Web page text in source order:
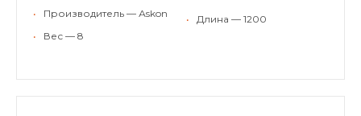
невидимыми невооруженному взгляду. Могут
применяться для холодного кондиционирования.
Конвекторы АСКОН рекомендуются для отопления
•
Производитель — Аskon
•
Вес — 8
• Длина — 1200